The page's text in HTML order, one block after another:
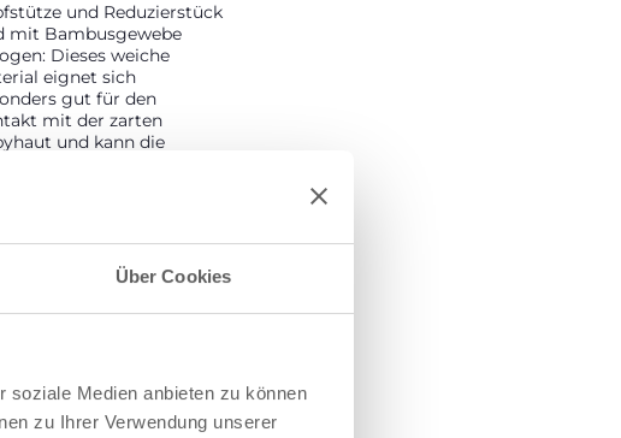
Über Cookies
soziale Medien anbieten zu können
zu Ihrer Verwendung unserer
und Reduzierstück
mit Bambusgewebe
Dieses weiche
eignet sich
gut für den
mit der zarten
und kann die